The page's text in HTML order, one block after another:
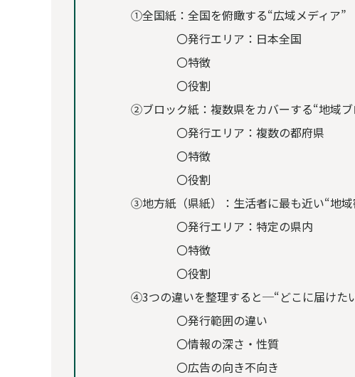
①全国紙：全国を俯瞰する“広域メディア”
〇発行エリア：日本全国
〇特徴
〇役割
②ブロック紙：複数県をカバーする“地域
〇発行エリア：複数の都府県
〇特徴
〇役割
③地方紙（県紙）：生活者に最も近い“地域
〇発行エリア：特定の県内
〇特徴
〇役割
④3つの違いを整理すると─“どこに届けた
〇発行範囲の違い
〇情報の深さ・性質
〇広告の向き不向き